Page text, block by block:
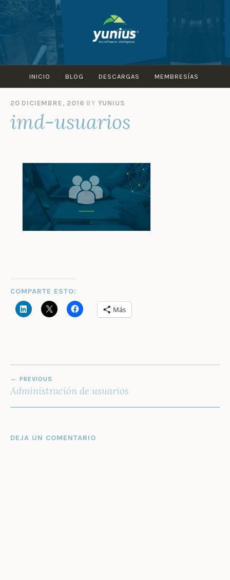
Skip
to
content
INICIO BLOG DESCARGAS MEMBRESÍAS
20 DICIEMBRE, 2016 BY YUNIUS
imd-usuarios
COMPARTE ESTO:
Más
DE
PREVIOUS
Administración de usuarios
DEJA UN COMENTARIO